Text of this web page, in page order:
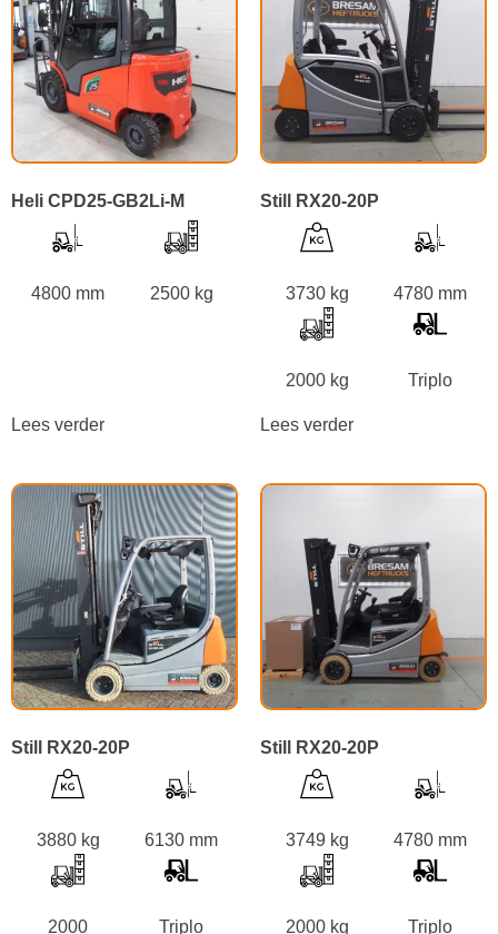
Heli CPD25-GB2Li-M
4800 mm 2500 kg
Lees verder
Still RX20-20P
3730 kg 4780 mm
2000 kg Triplo
Lees verder
Still RX20-20P
3880 kg 6130 mm
2000 Triplo
Still RX20-20P
3749 kg 4780 mm
2000 kg Triplo